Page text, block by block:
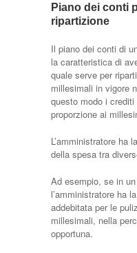
Piano dei conti
ripartizione
Il piano dei conti di
la caratteristica di
quale serve per
millesimali in vigore
questo modo i
proporzione ai
L’amministratore ha
della spesa tra
Ad esempio, se in
l’amministratore ha
addebitata per le
millesimali, nella
opportuna.